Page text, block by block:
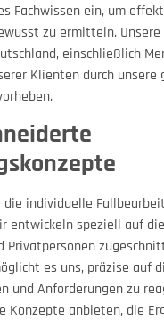
Fachwissen ein, um
zu ermitteln.
einschließlich
Klienten durch unsere
die individuelle
entwickeln speziell auf
Privatpersonen
es uns, präzise auf
und Anforderungen zu
Konzepte anbieten, die